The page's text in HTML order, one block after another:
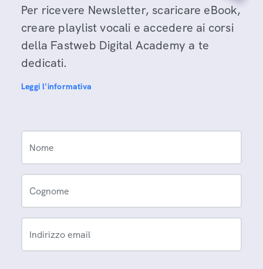
Per ricevere Newsletter, scaricare eBook,
creare playlist vocali e accedere ai corsi
della Fastweb Digital Academy a te
dedicati.
Leggi l'informativa
Nome
Cognome
Indirizzo email